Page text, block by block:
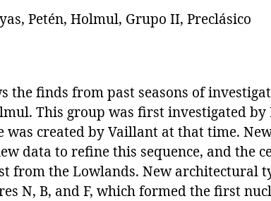
Petén, Holmul, Grupo II, Preclásico
the finds from past seasons of
This group was first investigated
was created by Vaillant at that time.
data to refine this sequence, and the
from the Lowlands. New architectural
N, B, and F, which formed the first